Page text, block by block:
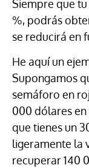
Siempre que
%, podrás
se reducirá en
He aquí un
Supongamos
semáforo en
000 dólares
que tienes un
ligeramente la
recuperar 140